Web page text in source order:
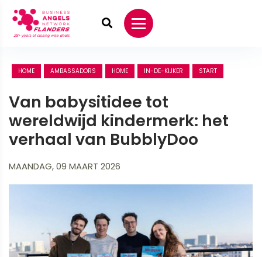
HOME AMBASSADORS HOME IN-DE-KIJKER START
Van babysitidee tot
wereldwijd kindermerk: het
verhaal van BubblyDoo
MAANDAG, 09 MAART 2026